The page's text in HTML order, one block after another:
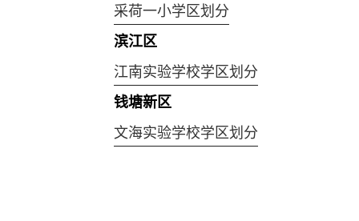
采荷一小学区划分
滨江区
江南实验学校学区划分
钱塘新区
文海实验学校学区划分